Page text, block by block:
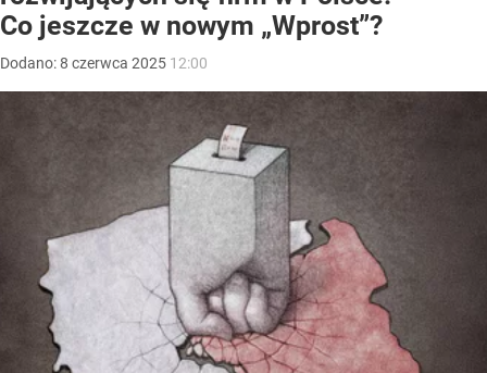
Co jeszcze w nowym „Wprost”?
Dodano:8 czerwca 2025 12:00